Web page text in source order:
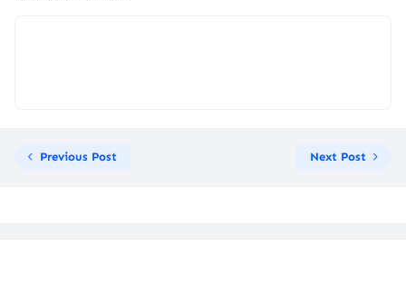
Previous Post Next Post